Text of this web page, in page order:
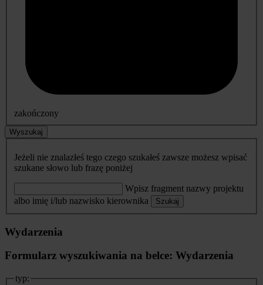
zakończony
Wyszukaj
Jeżeli nie znalazłeś tego czego szukałeś zawsze możesz wpisać
szukane słowo lub frazę poniżej
Wpisz fragment nazwy projektu
albo imię i/lub nazwisko kierownika
Szukaj
Wydarzenia
Formularz wyszukiwania na belce: Wydarzenia
typ: